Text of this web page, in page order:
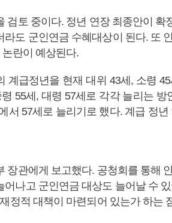
토 중이다. 정년 연장 최종안이 확
도 군인연금 수혜대상이 된다. 또
란이 예상된다.
계급정년을 현재 대위 43세, 소령
55세, 대령 57세로 각각 늘리는 방
서 57세로 늘리기로 했다. 계급 정년
장관에게 보고했다. 공청회를 통해
나고 군인연금 대상도 늘어날 수
정적 대책이 마련되어 있는가 하는